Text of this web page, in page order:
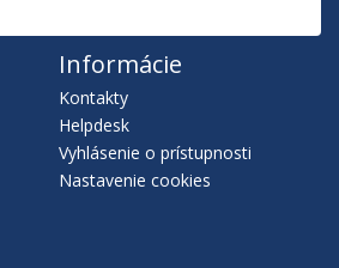
Informácie
Kontakty
Helpdesk
Vyhlásenie o prístupnosti
Nastavenie cookies